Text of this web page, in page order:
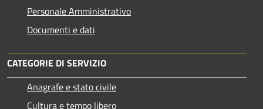
Personale Amministrativo
Documenti e dati
CATEGORIE DI SERVIZIO
Anagrafe e stato civile
Cultura e tempo libero